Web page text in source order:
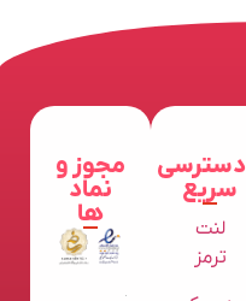
دسترسی
سریع
لنت
ترمز
مجوز و
نماد
ها